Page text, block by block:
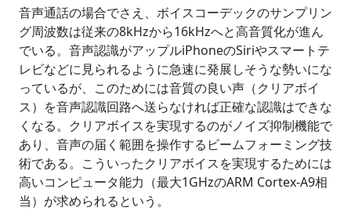
音声通話の場合でさえ、ボイスコーデックのサンプリン
グ周波数は従来の8kHzから16kHzへと高音質化が進ん
でいる。音声認識がアップルiPhoneのSiriやスマートテ
レビなどに見られるように急速に発展しそうな勢いにな
っているが、このためには音質の良い声（クリアボイ
ス）を音声認識回路へ送らなければ正確な認識はできな
くなる。クリアボイスを実現するのがノイズ抑制機能で
あり、音声の届く範囲を操作するビームフォーミング技
術である。こういったクリアボイスを実現するためには
高いコンピュータ能力（最大1GHzのARM Cortex-A9相
当）が求められるという。